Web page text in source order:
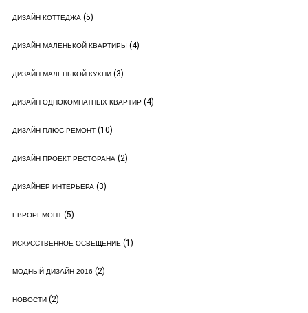
ДИЗАЙН КОТТЕДЖА(5)
ДИЗАЙН МАЛЕНЬКОЙ КВАРТИРЫ (4)
ДИЗАЙН МАЛЕНЬКОЙ КУХНИ(3)
ДИЗАЙН ОДНОКОМНАТНЫХ КВАРТИР(4)
ДИЗАЙН ПЛЮС РЕМОНТ(10)
ДИЗАЙН ПРОЕКТ РЕСТОРАНА(2)
ДИЗАЙНЕР ИНТЕРЬЕРА(3)
ЕВРОРЕМОНТ(5)
ИСКУССТВЕННОЕ ОСВЕЩЕНИЕ(1)
МОДНЫЙ ДИЗАЙН 2016 (2)
НОВОСТИ(2)